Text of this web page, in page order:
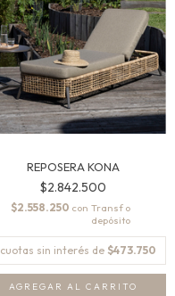
REPOSERA KONA
$2.842.500
$2.558.250 con
cuotas sin interés de $473.750